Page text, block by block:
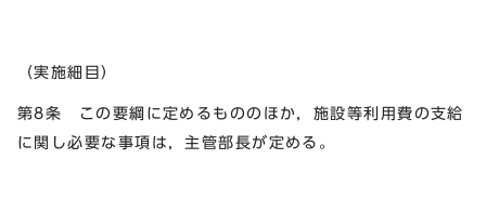
（実施細目）
第8条 この要綱に定めるもののほか，施設等利用費の支給
に関し必要な事項は，主管部長が定める。